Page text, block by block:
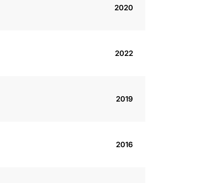
2020
2022
2019
2016